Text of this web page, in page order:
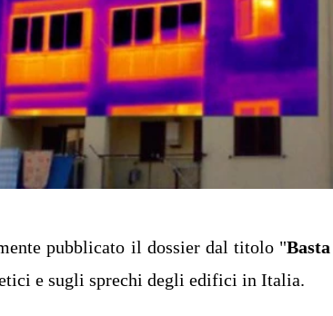
pubblicato il dossier dal titolo "
e sugli sprechi degli edifici in Italia.